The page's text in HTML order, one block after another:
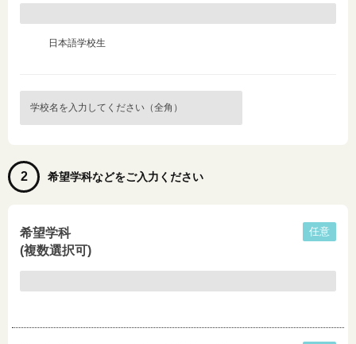
日本語学校生
2 希望学科などをご入力ください
希望学科
(複数選択可)
任意